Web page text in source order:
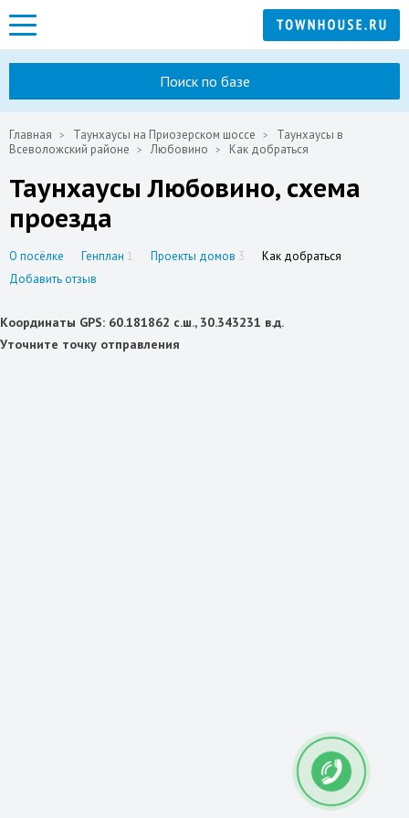
Поиск по базе
Главная Таунхаусы на Приозерском шоссе
Таунхаусы в
Всеволожский районе
Любовино Как добраться
Таунхаусы Любовино, схема
проезда
О посёлке Генплан 1 Проекты домов 3
Как добраться
Добавить отзыв
Координаты GPS: 60.181862 с.ш., 30.343231 в.д.
Уточните точку отправления